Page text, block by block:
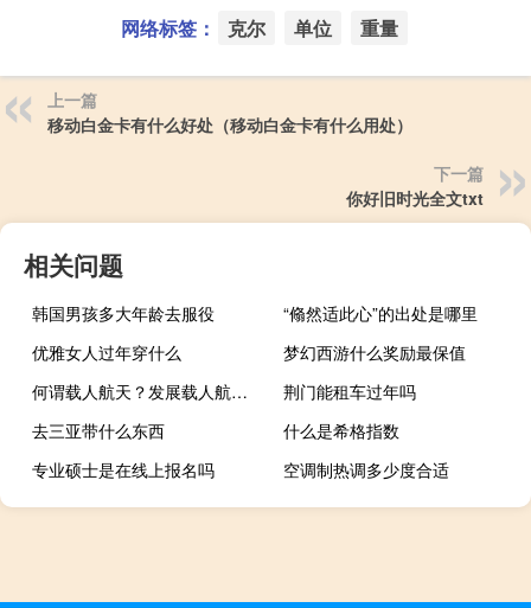
网络标签： 克尔 单位 重量
上一篇
移动白金卡有什么好处（移动白金卡有什么用处）
下一篇
你好旧时光全文txt
相关问题
韩国男孩多大年龄去服役
“翛然适此心”的出处是哪里
优雅女人过年穿什么
梦幻西游什么奖励最保值
何谓载人航天？发展载人航天有何意义？发展载人航天的基础和条件是什么？
荆门能租车过年吗
去三亚带什么东西
什么是希格指数
专业硕士是在线上报名吗
空调制热调多少度合适